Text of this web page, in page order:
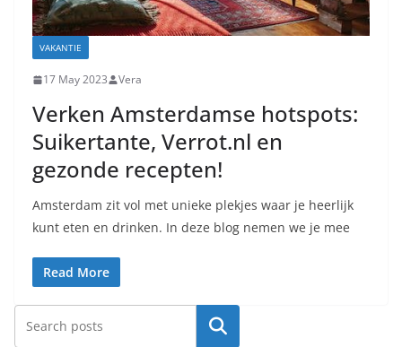
VAKANTIE
17 May 2023 Vera
Verken Amsterdamse hotspots:
Suikertante, Verrot.nl en
gezonde recepten!
Amsterdam zit vol met unieke plekjes waar je heerlijk
kunt eten en drinken. In deze blog nemen we je mee
Read More
Search